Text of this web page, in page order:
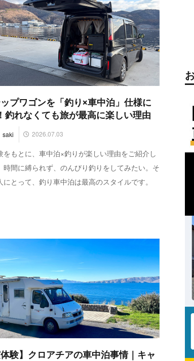
プワゴンを「釣り×車中泊」仕様に
釣れなくても旅が最高に楽しい理由
saki 2026.07.03
をもとに、車中泊×釣りが楽しい理由をご紹介し
時間に縛られず、のんびり釣りをしてみたい。そ
にとって、釣り車中泊は最高のスタイルです。
体験】クロアチアの車中泊事情｜キャ